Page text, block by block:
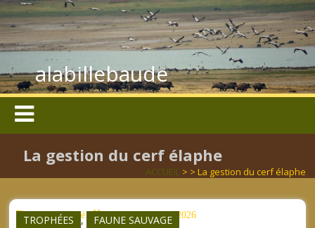
alabillebaude
La gestion du cerf élaphe
ACCUEIL> > La gestion du cerf élaphe
TROPHÉES , FAUNE SAUVAGE
aucun mot clé vendredi 05 juin 2026